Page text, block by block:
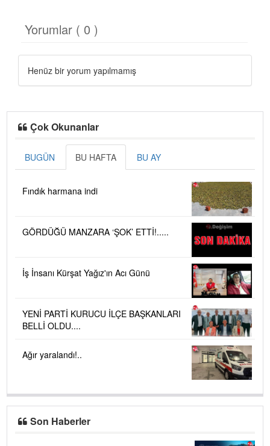
Yorumlar ( 0 )
Henüz bir yorum yapılmamış
Çok Okunanlar
BUGÜN BU HAFTA BU AY
Fındık harmana indi
GÖRDÜĞÜ MANZARA ‘ŞOK’ ETTİ!.....
İş İnsanı Kürşat Yağız'ın Acı Günü
YENİ PARTİ KURUCU İLÇE BAŞKANLARI
BELLİ OLDU....
Ağır yaralandı!..
Son Haberler